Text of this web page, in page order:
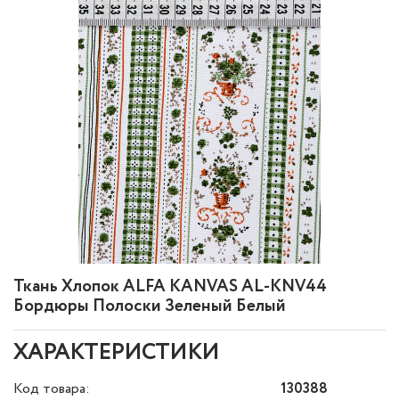
Ткань Хлопок ALFA KANVAS AL-KNV44
Бордюры Полоски Зеленый Белый
ХАРАКТЕРИСТИКИ
Код товара:
130388